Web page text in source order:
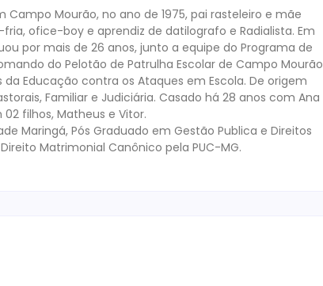
Mourão, no ano de 1975, pai rasteleiro e mãe
ofice-boy e aprendiz de datilografo e Radialista. Em
por mais de 26 anos, junto a equipe do Programa de
do Pelotão de Patrulha Escolar de Campo Mourão
Educação contra os Ataques em Escola. De origem
Familiar e Judiciária. Casado há 28 anos com Ana
filhos, Matheus e Vitor.
Maringá, Pós Graduado em Gestão Publica e Direitos
Matrimonial Canônico pela PUC-MG.